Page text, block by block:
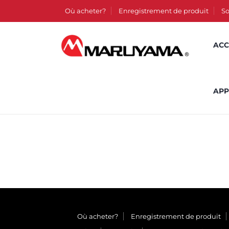
Où acheter? Enregistrement de produit
Où acheter?
Enregistrement de produit